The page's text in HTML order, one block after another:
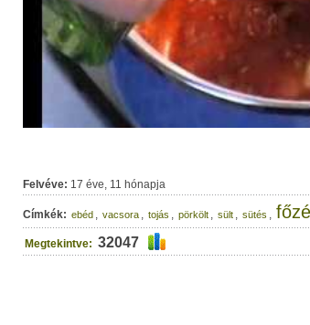
Felvéve: 17 éve, 11 hónapja
Címkék: ebéd , vacsora , tojás , pörkölt , sült , sütés ,
Megtekintve: 32047